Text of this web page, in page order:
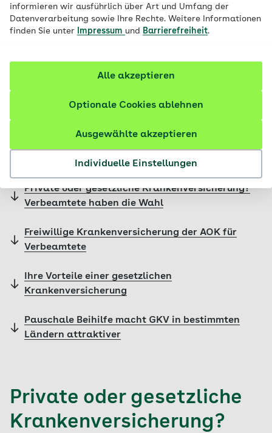
informieren wir ausführlich über Art und Umfang der
Datenverarbeitung sowie Ihre Rechte. Weitere Informationen
finden Sie unter
Impressum und Barrierefreiheit.
Individuelle Einstellungen
Ausgewählte akzeptieren
Optionale Cookies ablehnen
Alle akzeptieren
Inhalte im Überblick
Private oder gesetzliche Krankenversicherung?
Verbeamtete haben die Wahl
Freiwillige Krankenversicherung der AOK für
Verbeamtete
Ihre Vorteile einer gesetzlichen
Krankenversicherung
Pauschale Beihilfe macht GKV in bestimmten
Ländern attraktiver
Private oder gesetzliche
Krankenversicherung?